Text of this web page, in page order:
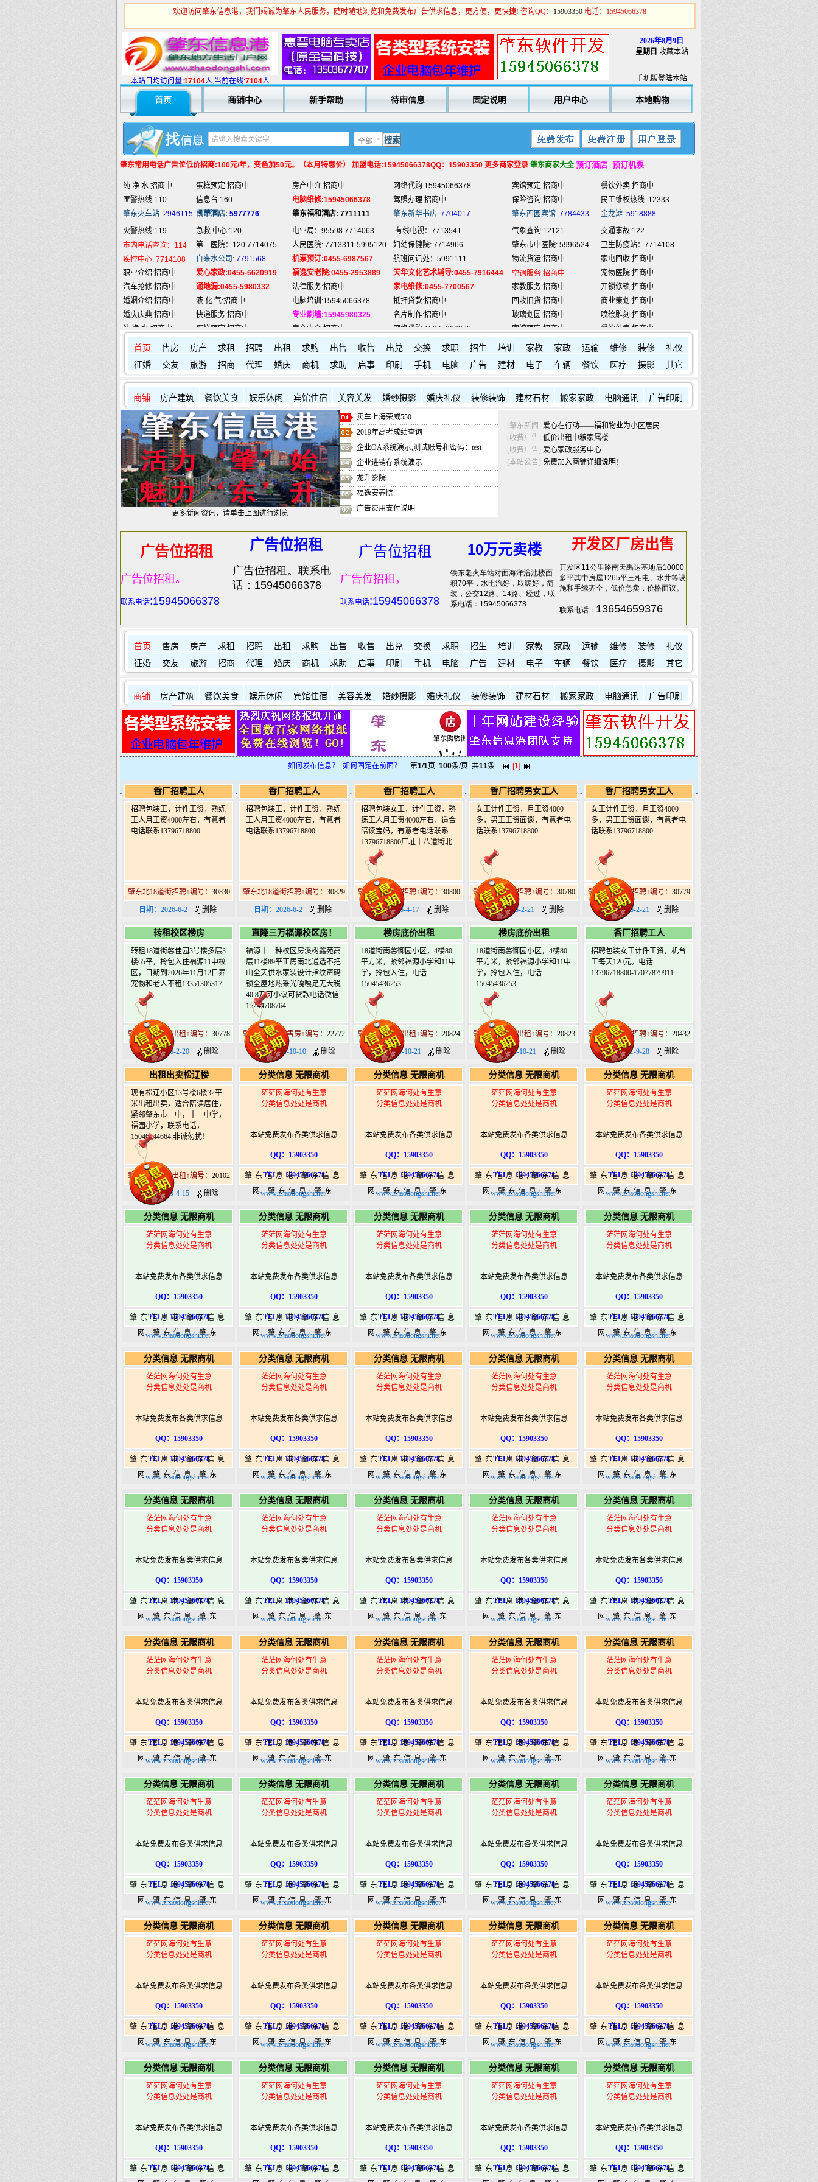
欢迎访问肇东信息港，我们竭诚为肇东人民服务，随时随地浏览和免费发布广告供求信息，更方便，更快捷! 咨询QQ： 15903350 电话：15945066378
本站日均访问量:17104人,当前在线:7104人
2026年8月9日
星期日 收藏本站
手机版登陆本站
首页 商铺中心 新手帮助 待审信息 固定说明 用户中心 本地购物
全部
肇东常用电话广告位低价招商:100元/年，变色加50元。（本月特惠价） 加盟电话:15945066378QQ：15903350 更多商家登录 肇东商家大全 预订酒店 预订机票
火警热线:119 急救 中心:120 电业局：95598 7714063 有线电视：7713541 气象查询:12121
交通事故:122
市内电话查询：114
第一医院：120 7714075 人民医院: 7713311 5995120 妇幼保健院: 7714966 肇东市中医院: 5996524
卫生防疫站：7714108
7714108 自来水公司:7791568 机票预订:0455-6987567 航班问讯处：5991111 物流货运:招商中
家电回收:招商中
职业介绍:招商中
爱心家政:0455-6620919 福逸安老院:0455-2953889 天华文化艺术辅导:0455-7916444
宠物医院:招商中
汽车抢修:招商中
家教服务:招商中
开锁修锁:招商中
婚姻介绍:招商中
液 化 气:招商中 电脑培训:15945066378 抵押贷款:招商中 回收旧货:招商中
商业策划:招商中
婚庆庆典:招商中
快递服务:招商中 专业刷墙:15945980325 名片制作:招商中 玻璃划圆:招商中
喷绘雕刻:招商中
纯 净 水:招商中
蛋糕预定:招商中 网络代购:15945066378
餐饮外卖:招商中
匪警热线:110
信息台:160 电脑维修:15945066378 驾照办理:招商中 保险咨询:招商中 民工维权热线12333
肇东火车站:2946115 凯蒂酒店:5977776 肇东福和酒店: 7711111 肇东新华书店:7704017 肇东西园宾馆:7784433 金龙滩:5918888
火警热线:119
急救 中心:120 电业局：95598 7714063 有线电视：7713541 气象查询:12121
交通事故:122
市内电话查询：114
第一医院：120 7714075 人民医院: 7713311 5995120 妇幼保健院: 7714966 肇东市中医院: 5996524
卫生防疫站：7714108
疾控中心:7714108 自来水公司: 7791568 机票预订:0455-6987567 航班问讯处：5991111 物流货运:招商中
家电回收:招商中
职业介绍:招商中
爱心家政:0455-6620919 福逸安老院:0455-2953889 天华文化艺术辅导:0455-7916444 空调服务:招商中
宠物医院:招商中
汽车抢修:招商中
通地漏:0455-5980332 法律服务:招商中 家电维修:0455-7700567 家教服务:招商中
开锁修锁:招商中
婚姻介绍:招商中
液 化 气:招商中 电脑培训:15945066378 抵押贷款:招商中 回收旧货:招商中
商业策划:招商中
婚庆庆典:招商中
快递服务:招商中 专业刷墙:15945980325 名片制作:招商中 玻璃划圆:招商中
喷绘雕刻:招商中
纯 净 水:招商中
蛋糕预定:招商中 房产中介:招商中 网络代购:15945066378 宾馆预定:招商中
餐饮外卖:招商中
匪警热线:110
信息台:160 电脑维修:15945066378 驾照办理:招商中 保险咨询:招商中 民工维权热线12333
肇东火车站: 2946115 凯蒂酒店:5977776 肇东福和酒店: 7711111 肇东新华书店: 7704017 肇东西园宾馆:7784433 金龙滩: 5918888
首页 售房 房产 求租 招聘 出租 求购 出售 收售 出兑 交换 求职 招生 培训 家教 家政 运输 维修 装修
礼仪
征婚
交友 旅游 招商 代理 婚庆 商机 求助 启事 印刷 手机 电脑 广告 建材 电子 车辆 餐饮 医疗 摄影 其它
商铺 房产建筑 餐饮美食 娱乐休闲 宾馆住宿 美容美发 婚纱摄影 婚庆礼仪 装修装饰 建材石材 搬家家政 电脑通讯
广告印刷
其它店铺
更多新闻资讯，请单击上图进行浏览
卖车上海荣威550
2019年高考成绩查询
企业OA系统演示,测试账号和密码：test
企业进销存系统演示
龙升影院
福逸安养院
广告费用支付说明
[肇东新闻] 爱心在行动——福和物业为小区居民发放蔬菜包
[收费广告] 低价出租中粮家属楼
[收费广告] 爱心家政服务中心
[本站公告] 免费加入商铺详细说明!
广告位招租
广告位招租。
联系电话:15945066378
广告位招租
广告位招租。联系电
话：15945066378
广告位招租
广告位招租，
联系电话:15945066378
10万元卖楼
铁东老火车站对面海洋浴池楼面
积70平，水电汽好，取暖好，简
装，公交12路、14路、经过，联
系电话：15945066378
开发区厂房出售
开发区11公里路南天禹达基地后10000
多平其中房屋1265平三相电、水井等设
施和手续齐全，低价急卖，价格面议。
联系电话： 13654659376
首页 售房 房产 求租 招聘 出租 求购 出售 收售 出兑 交换 求职 招生 培训 家教 家政 运输 维修 装修
礼仪
征婚
交友 旅游 招商 代理 婚庆 商机 求助 启事 印刷 手机 电脑 广告 建材 电子 车辆 餐饮 医疗 摄影 其它
商铺 房产建筑 餐饮美食 娱乐休闲 宾馆住宿 美容美发 婚纱摄影 婚庆礼仪 装修装饰 建材石材 搬家家政 电脑通讯
广告印刷
其它店铺
如何发布信息？ 如何固定在前面？ 第1/1页 100条/页 共11条 [1]
香厂招聘工人
招聘包装工，计件工资，熟练
工人月工资4000左右，有意者
电话联系13796718800
肇东北18道街招聘↑编号： 30830
日期：2026-6-2 删除
香厂招聘工人
招聘包装工，计件工资，熟练
工人月工资4000左右，有意者
电话联系13796718800
肇东北18道街招聘↑编号： 30829
日期：2026-6-2 删除
香厂招聘工人
招聘包装女工，计件工资，熟
练工人月工资4000左右，适合
陪读宝妈，有意者电话联系
13796718800厂址十八道街北
肇东北18道街招聘↑编号： 30800
日期：2026-4-17 删除
香厂招聘男女工人
女工计件工资，月工资4000
多，男工工资面谈，有意者电
话联系13796718800
肇东北18道街招聘↑编号： 30780
日期：2026-2-21 删除
香厂招聘男女工人
女工计件工资，月工资4000
多，男工工资面谈，有意者电
话联系13796718800
肇东北18道街招聘↑编号： 30779
日期：2026-2-21 删除
转租校区楼房
转租18道街馨佳园3号楼多层3
楼65平，拎包入住福源11中校
区，日期到2026年11月12日养
宠物和老人不租13351305317
肇东北18道街出租↑编号： 30778
日期：2026-2-20 删除
直降三万福源校区房！
福源十一种校区房溪树鑫苑高
层11楼89平正房南北通透不把
山全天供水家装设计指纹密码
锁全屋地热采光嘎嘎足无大税
40.8万可小议可贷款电话微信
15244708764
肇东北18道街售房↑编号： 22772
日期：2024-10-10 删除
楼房底价出租
18道街南馨御园小区，4楼80
平方米，紧邻福源小学和11中
学，拎包入住，电话
15045436253
肇东北18道街出租↑编号： 20824
日期：2023-10-21 删除
楼房底价出租
18道街南馨御园小区，4楼80
平方米，紧邻福源小学和11中
学，拎包入住，电话
15045436253
肇东北18道街出租↑编号： 20823
日期：2023-10-21 删除
香厂招聘工人
招聘包装女工计件工资，机台
工每天120元。电话
13796718800-17077879911
肇东北18道街招聘↑编号： 20432
日期：2021-9-28 删除
出租出卖松辽楼
现有松辽小区13号楼6楼32平
米出租出卖，适合陪读居住，
紧邻肇东市一中，十一中学，
福园小学，联系电话，
15046144664,非诚勿扰！
肇东北18道街出租↑编号： 20102
日期：2020-4-15 删除
分类信息 无限商机
茫茫网海何处有生意
分类信息处处是商机
本站免费发布各类供求信息
QQ：15903350
TEL：15945066378
肇东信息港,肇东信息
网,肇东信息,肇东
港|www.zhaodongshi.com
www.zhaodongshi.net
分类信息 无限商机
茫茫网海何处有生意
分类信息处处是商机
本站免费发布各类供求信息
QQ：15903350
TEL：15945066378
肇东信息港,肇东信息
网,肇东信息,肇东
港|www.zhaodongshi.com
www.zhaodongshi.net
分类信息 无限商机
茫茫网海何处有生意
分类信息处处是商机
本站免费发布各类供求信息
QQ：15903350
TEL：15945066378
肇东信息港,肇东信息
网,肇东信息,肇东
港|www.zhaodongshi.com
www.zhaodongshi.net
分类信息 无限商机
茫茫网海何处有生意
分类信息处处是商机
本站免费发布各类供求信息
QQ：15903350
TEL：15945066378
肇东信息港,肇东信息
网,肇东信息,肇东
港|www.zhaodongshi.com
www.zhaodongshi.net
分类信息 无限商机
茫茫网海何处有生意
分类信息处处是商机
本站免费发布各类供求信息
QQ：15903350
TEL：15945066378
肇东信息港,肇东信息
网,肇东信息,肇东
港|www.zhaodongshi.com
www.zhaodongshi.net
分类信息 无限商机
茫茫网海何处有生意
分类信息处处是商机
本站免费发布各类供求信息
QQ：15903350
TEL：15945066378
肇东信息港,肇东信息
网,肇东信息,肇东
港|www.zhaodongshi.com
www.zhaodongshi.net
分类信息 无限商机
茫茫网海何处有生意
分类信息处处是商机
本站免费发布各类供求信息
QQ：15903350
TEL：15945066378
肇东信息港,肇东信息
网,肇东信息,肇东
港|www.zhaodongshi.com
www.zhaodongshi.net
分类信息 无限商机
茫茫网海何处有生意
分类信息处处是商机
本站免费发布各类供求信息
QQ：15903350
TEL：15945066378
肇东信息港,肇东信息
网,肇东信息,肇东
港|www.zhaodongshi.com
www.zhaodongshi.net
分类信息 无限商机
茫茫网海何处有生意
分类信息处处是商机
本站免费发布各类供求信息
QQ：15903350
TEL：15945066378
肇东信息港,肇东信息
网,肇东信息,肇东
港|www.zhaodongshi.com
www.zhaodongshi.net
分类信息 无限商机
茫茫网海何处有生意
分类信息处处是商机
本站免费发布各类供求信息
QQ：15903350
TEL：15945066378
肇东信息港,肇东信息
网,肇东信息,肇东
港|www.zhaodongshi.com
www.zhaodongshi.net
分类信息 无限商机
茫茫网海何处有生意
分类信息处处是商机
本站免费发布各类供求信息
QQ：15903350
TEL：15945066378
肇东信息港,肇东信息
网,肇东信息,肇东
港|www.zhaodongshi.com
www.zhaodongshi.net
分类信息 无限商机
茫茫网海何处有生意
分类信息处处是商机
本站免费发布各类供求信息
QQ：15903350
TEL：15945066378
肇东信息港,肇东信息
网,肇东信息,肇东
港|www.zhaodongshi.com
www.zhaodongshi.net
分类信息 无限商机
茫茫网海何处有生意
分类信息处处是商机
本站免费发布各类供求信息
QQ：15903350
TEL：15945066378
肇东信息港,肇东信息
网,肇东信息,肇东
港|www.zhaodongshi.com
www.zhaodongshi.net
分类信息 无限商机
茫茫网海何处有生意
分类信息处处是商机
本站免费发布各类供求信息
QQ：15903350
TEL：15945066378
肇东信息港,肇东信息
网,肇东信息,肇东
港|www.zhaodongshi.com
www.zhaodongshi.net
分类信息 无限商机
茫茫网海何处有生意
分类信息处处是商机
本站免费发布各类供求信息
QQ：15903350
TEL：15945066378
肇东信息港,肇东信息
网,肇东信息,肇东
港|www.zhaodongshi.com
www.zhaodongshi.net
分类信息 无限商机
茫茫网海何处有生意
分类信息处处是商机
本站免费发布各类供求信息
QQ：15903350
TEL：15945066378
肇东信息港,肇东信息
网,肇东信息,肇东
港|www.zhaodongshi.com
www.zhaodongshi.net
分类信息 无限商机
茫茫网海何处有生意
分类信息处处是商机
本站免费发布各类供求信息
QQ：15903350
TEL：15945066378
肇东信息港,肇东信息
网,肇东信息,肇东
港|www.zhaodongshi.com
www.zhaodongshi.net
分类信息 无限商机
茫茫网海何处有生意
分类信息处处是商机
本站免费发布各类供求信息
QQ：15903350
TEL：15945066378
肇东信息港,肇东信息
网,肇东信息,肇东
港|www.zhaodongshi.com
www.zhaodongshi.net
分类信息 无限商机
茫茫网海何处有生意
分类信息处处是商机
本站免费发布各类供求信息
QQ：15903350
TEL：15945066378
肇东信息港,肇东信息
网,肇东信息,肇东
港|www.zhaodongshi.com
www.zhaodongshi.net
分类信息 无限商机
茫茫网海何处有生意
分类信息处处是商机
本站免费发布各类供求信息
QQ：15903350
TEL：15945066378
肇东信息港,肇东信息
网,肇东信息,肇东
港|www.zhaodongshi.com
www.zhaodongshi.net
分类信息 无限商机
茫茫网海何处有生意
分类信息处处是商机
本站免费发布各类供求信息
QQ：15903350
TEL：15945066378
肇东信息港,肇东信息
网,肇东信息,肇东
港|www.zhaodongshi.com
www.zhaodongshi.net
分类信息 无限商机
茫茫网海何处有生意
分类信息处处是商机
本站免费发布各类供求信息
QQ：15903350
TEL：15945066378
肇东信息港,肇东信息
网,肇东信息,肇东
港|www.zhaodongshi.com
www.zhaodongshi.net
分类信息 无限商机
茫茫网海何处有生意
分类信息处处是商机
本站免费发布各类供求信息
QQ：15903350
TEL：15945066378
肇东信息港,肇东信息
网,肇东信息,肇东
港|www.zhaodongshi.com
www.zhaodongshi.net
分类信息 无限商机
茫茫网海何处有生意
分类信息处处是商机
本站免费发布各类供求信息
QQ：15903350
TEL：15945066378
肇东信息港,肇东信息
网,肇东信息,肇东
港|www.zhaodongshi.com
www.zhaodongshi.net
分类信息 无限商机
茫茫网海何处有生意
分类信息处处是商机
本站免费发布各类供求信息
QQ：15903350
TEL：15945066378
肇东信息港,肇东信息
网,肇东信息,肇东
港|www.zhaodongshi.com
www.zhaodongshi.net
分类信息 无限商机
茫茫网海何处有生意
分类信息处处是商机
本站免费发布各类供求信息
QQ：15903350
TEL：15945066378
肇东信息港,肇东信息
网,肇东信息,肇东
港|www.zhaodongshi.com
www.zhaodongshi.net
分类信息 无限商机
茫茫网海何处有生意
分类信息处处是商机
本站免费发布各类供求信息
QQ：15903350
TEL：15945066378
肇东信息港,肇东信息
网,肇东信息,肇东
港|www.zhaodongshi.com
www.zhaodongshi.net
分类信息 无限商机
茫茫网海何处有生意
分类信息处处是商机
本站免费发布各类供求信息
QQ：15903350
TEL：15945066378
肇东信息港,肇东信息
网,肇东信息,肇东
港|www.zhaodongshi.com
www.zhaodongshi.net
分类信息 无限商机
茫茫网海何处有生意
分类信息处处是商机
本站免费发布各类供求信息
QQ：15903350
TEL：15945066378
肇东信息港,肇东信息
网,肇东信息,肇东
港|www.zhaodongshi.com
www.zhaodongshi.net
分类信息 无限商机
茫茫网海何处有生意
分类信息处处是商机
本站免费发布各类供求信息
QQ：15903350
TEL：15945066378
肇东信息港,肇东信息
网,肇东信息,肇东
港|www.zhaodongshi.com
www.zhaodongshi.net
分类信息 无限商机
茫茫网海何处有生意
分类信息处处是商机
本站免费发布各类供求信息
QQ：15903350
TEL：15945066378
肇东信息港,肇东信息
网,肇东信息,肇东
港|www.zhaodongshi.com
www.zhaodongshi.net
分类信息 无限商机
茫茫网海何处有生意
分类信息处处是商机
本站免费发布各类供求信息
QQ：15903350
TEL：15945066378
肇东信息港,肇东信息
网,肇东信息,肇东
港|www.zhaodongshi.com
www.zhaodongshi.net
分类信息 无限商机
茫茫网海何处有生意
分类信息处处是商机
本站免费发布各类供求信息
QQ：15903350
TEL：15945066378
肇东信息港,肇东信息
网,肇东信息,肇东
港|www.zhaodongshi.com
www.zhaodongshi.net
分类信息 无限商机
茫茫网海何处有生意
分类信息处处是商机
本站免费发布各类供求信息
QQ：15903350
TEL：15945066378
肇东信息港,肇东信息
网,肇东信息,肇东
港|www.zhaodongshi.com
www.zhaodongshi.net
分类信息 无限商机
茫茫网海何处有生意
分类信息处处是商机
本站免费发布各类供求信息
QQ：15903350
TEL：15945066378
肇东信息港,肇东信息
分类信息 无限商机
茫茫网海何处有生意
分类信息处处是商机
本站免费发布各类供求信息
QQ：15903350
TEL：15945066378
肇东信息港,肇东信息
分类信息 无限商机
茫茫网海何处有生意
分类信息处处是商机
本站免费发布各类供求信息
QQ：15903350
TEL：15945066378
肇东信息港,肇东信息
分类信息 无限商机
茫茫网海何处有生意
分类信息处处是商机
本站免费发布各类供求信息
QQ：15903350
TEL：15945066378
肇东信息港,肇东信息
分类信息 无限商机
茫茫网海何处有生意
分类信息处处是商机
本站免费发布各类供求信息
QQ：15903350
TEL：15945066378
肇东信息港,肇东信息